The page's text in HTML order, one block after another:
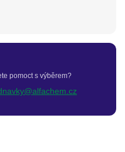
pomoct s výběrem?